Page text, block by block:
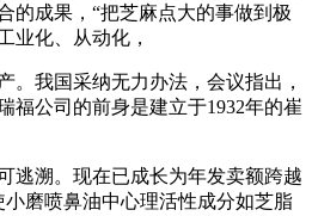
的成果，“把芝麻点大的事做到极
业化、从动化，
我国采纳无力办法，会议指出，
福公司的前身是建立于1932年的崔
溯。现在已成长为年发卖额跨越
磨喷鼻油中心理活性成分如芝脂